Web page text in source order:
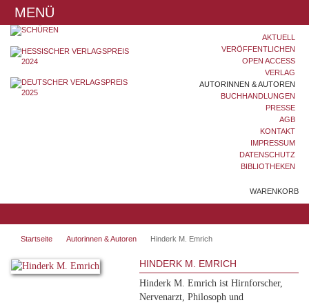
MENÜ
AKTUELL
VERÖFFENTLICHEN
OPEN ACCESS
VERLAG
AUTORINNEN & AUTOREN
BUCHHANDLUNGEN
PRESSE
AGB
KONTAKT
IMPRESSUM
DATENSCHUTZ
BIBLIOTHEKEN
WARENKORB
Startseite Autorinnen & Autoren Hinderk M. Emrich
HINDERK M. EMRICH
Hinderk M. Emrich ist Hirnforscher,
Nervenarzt, Philosoph und